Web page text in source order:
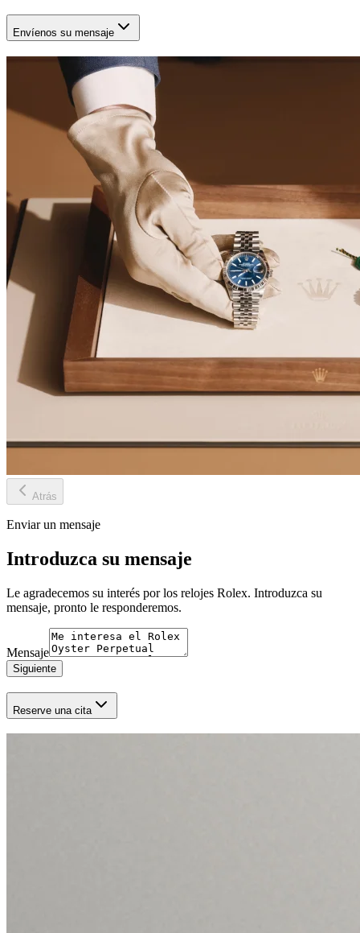
Envíenos su mensaje
Atrás
Enviar un mensaje
Introduzca su mensaje
Le agradecemos su interés por los relojes Rolex. Introduzca su
mensaje, pronto le responderemos.
Mensaje
Siguiente
Reserve una cita